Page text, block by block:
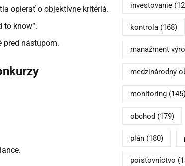
opierať o objektívne kritériá.
to know“.
pred nástupom.
investovanie
kontrola(168)
manažment
medzinárodný
monitoring
obchod (179)
plán(180)
poisťovníctvo